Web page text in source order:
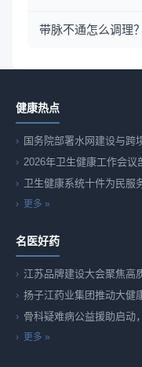
带脉不通怎么调理
健康热点
国务院部署水网建设与跨
2026年卫生健康工作会议
卫生健康系统十件为民服
更多 »
名医好药
江苏品牌建设大会聚焦高
扬子江药业集团推动大健
骨科疑难病公益援助启动
更多 »